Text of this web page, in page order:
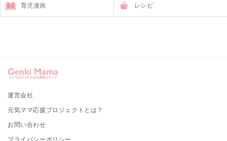
育児漫画 レシピ
運営会社
元気ママ応援プロジェクトとは？
お問い合わせ
プライバシーポリシー